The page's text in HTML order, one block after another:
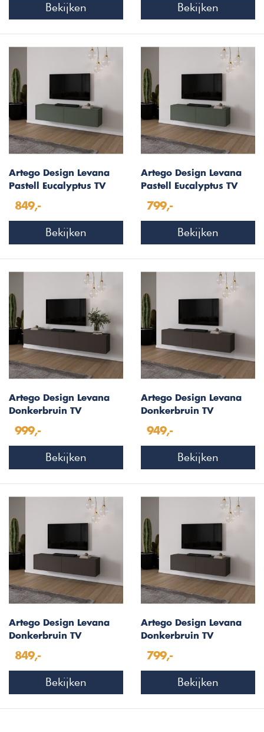
Bekijken Bekijken
Artego Design Levana
Pastell Eucalyptus TV
849,-
Bekijken
Artego Design Levana
Pastell Eucalyptus TV
799,-
Bekijken
Artego Design Levana
Donkerbruin TV
999,-
Bekijken
Artego Design Levana
Donkerbruin TV
949,-
Bekijken
Artego Design Levana
Donkerbruin TV
849,-
Bekijken
Artego Design Levana
Donkerbruin TV
799,-
Bekijken